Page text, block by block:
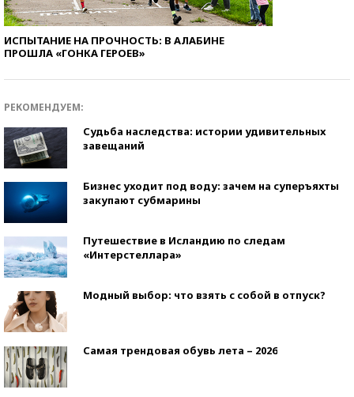
ИСПЫТАНИЕ НА ПРОЧНОСТЬ: В АЛАБИНЕ
ПРОШЛА «ГОНКА ГЕРОЕВ»
РЕКОМЕНДУЕМ:
Судьба наследства: истории удивительных
завещаний
Бизнес уходит под воду: зачем на суперъяхты
закупают субмарины
Путешествие в Исландию по следам
«Интерстеллара»
Модный выбор: что взять с собой в отпуск?
Самая трендовая обувь лета – 2026